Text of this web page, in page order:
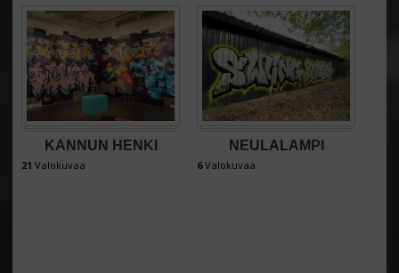
KANNUN HENKI
21 Valokuvaa
NEULALAMPI
6Valokuvaa